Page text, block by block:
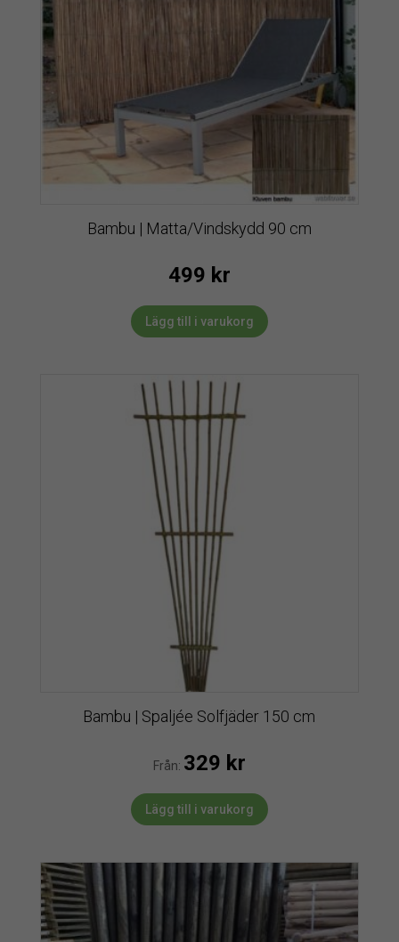
Bambu | Matta/Vindskydd 90 cm
499 kr
Lägg till i varukorg
Bambu | Spaljée Solfjäder 150 cm
Från: 329 kr
Lägg till i varukorg